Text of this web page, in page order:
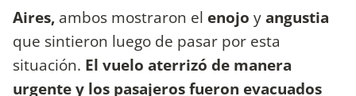
Aires, ambos mostraron el enojo yangustia
que sintieron luego de pasar por esta
situación. El vuelo aterrizó de manera
urgente y los pasajeros fueron evacuados